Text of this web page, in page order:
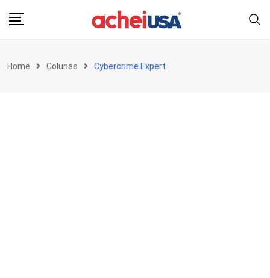
Home Colunas Cybercrime Expert